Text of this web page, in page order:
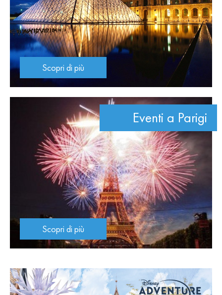
Scopri di più
Eventi a Parigi
Scopri di più